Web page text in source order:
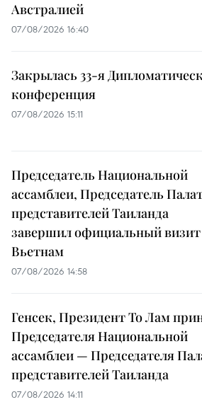
Австралией
07/08/2026 16:40
Закрылась 33-я
конференция
07/08/2026 15:11
Председатель Национальной
ассамблеи, Председатель
представителей Таиланда
завершил официальный
Вьетнам
07/08/2026 14:58
Генсек, Президент То Лам
Председателя Национальной
ассамблеи — Председателя
представителей Таиланда
07/08/2026 14:11